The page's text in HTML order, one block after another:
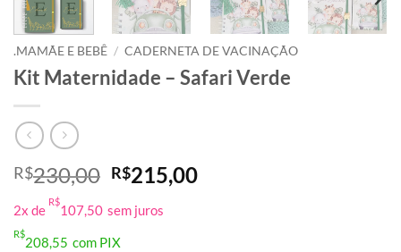
.MAMÃE E BEBÊ / CADERNETA DE VACINAÇÃO
Kit Maternidade – Safari Verde
R$230,00 O
original
era:
R$215,00O
2x de
R$
107,50 sem juros
R$
208,55 com PIX